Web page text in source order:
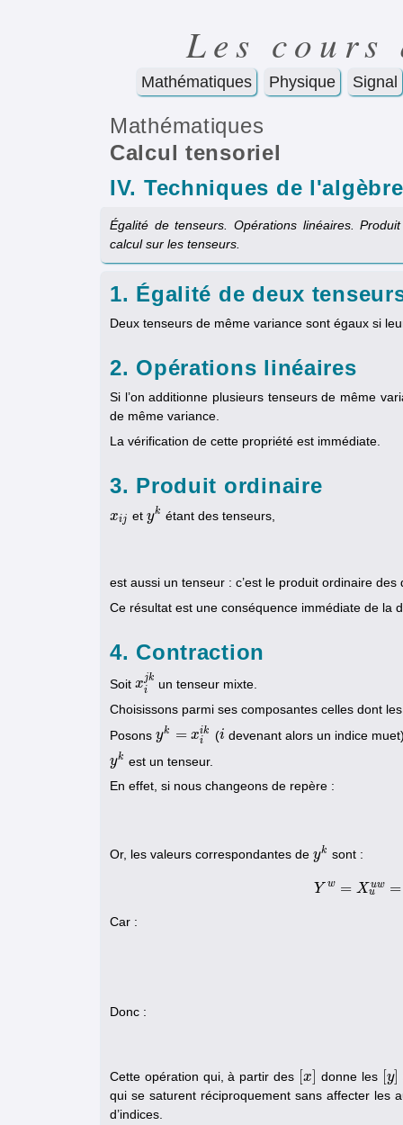
Les cours
Mathématiques Physique Signal
Mathématiques
Calcul tensoriel
IV. Techniques de
Égalité de tenseurs. Opérations linéaires.
calcul sur les tenseurs.
1. Égalité de deux
Deux tenseurs de même variance sont égaux si
2. Opérations linéaires
Si l’on additionne plusieurs tenseurs de même
de même variance.
La vérification de cette propriété est immédiate.
3. Produit ordinaire
xij
xij et yk
yk étant des tenseurs,
est aussi un tenseur : c’est le produit ordinaire des
Ce résultat est une conséquence immédiate de la
4. Contraction
Soit xjk
i
xijk un tenseur mixte.
Choisissons parmi ses composantes celles dont
Posons yk = xik
i
yk= xii k (i
i devenant alors un indice muet).
yk
yk est un tenseur.
En effet, si nous changeons de repère :
Or, les valeurs correspondantes de yk
yk sont :
Y w = Xuw
u =
Y w= Xuuw =a
Car :
Donc :
Cette opération qui, à partir des [x]
x] donne les [y]
y]
qui se saturent réciproquement sans affecter les
d’indices.